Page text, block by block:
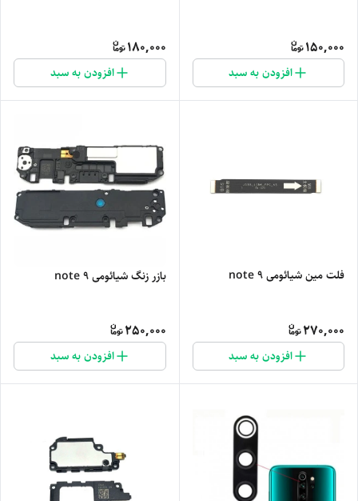
150,000
افزودن به سبد
180,000
افزودن به سبد
فلت مین شیائومی note 9
270,000
افزودن به سبد
بازر زنگ شیائومی note 9
250,000
افزودن به سبد